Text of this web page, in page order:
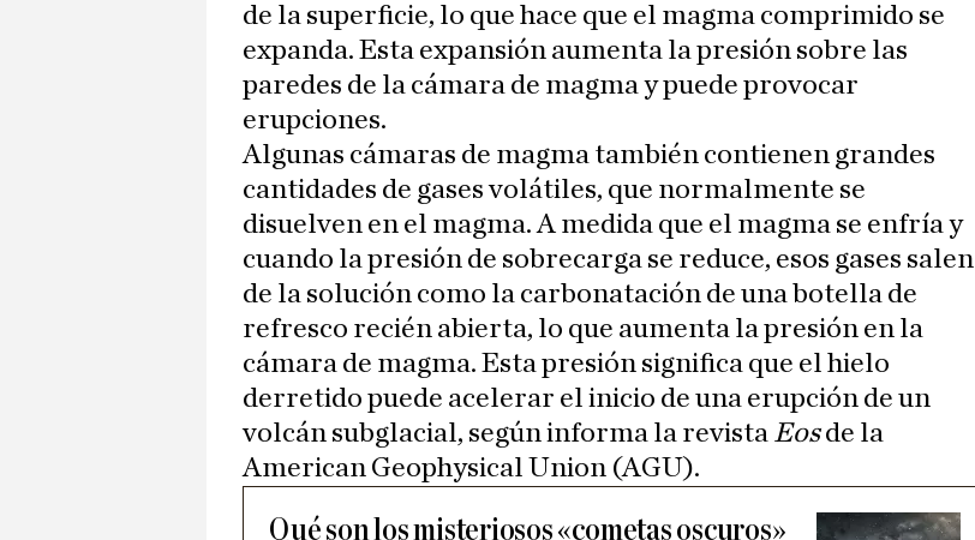
de la superficie, lo que hace que el magma comprimido se
expanda. Esta expansión aumenta la presión sobre las
paredes de la cámara de magma y puede provocar
erupciones.
Algunas cámaras de magma también contienen grandes
cantidades de gases volátiles, que normalmente se
disuelven en el magma. A medida que el magma se enfría y
cuando la presión de sobrecarga se reduce, esos gases salen
de la solución como la carbonatación de una botella de
refresco recién abierta, lo que aumenta la presión en la
cámara de magma. Esta presión significa que el hielo
derretido puede acelerar el inicio de una erupción de un
volcán subglacial, según informa la revista Eosde la
American Geophysical Union (AGU).
Qué son los misteriosos «cometas oscuros»